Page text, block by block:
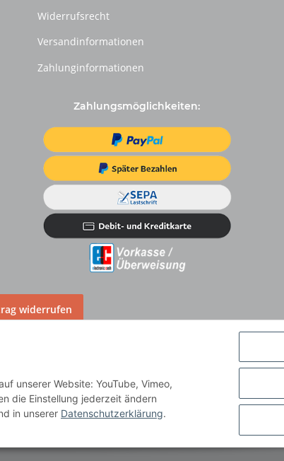
Widerrufsrecht
Versandinformationen
Zahlunginformationen
Zahlungsmöglichkeiten:
widerrufen
Versandinformationen
unserer Website: YouTube, Vimeo,
die Einstellung jederzeit ändern
in unserer Datenschutzerklärung.